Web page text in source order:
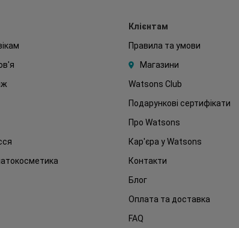
Клієнтам
Правила та умови
Магазини
Watsons Club
Подарункові сертифікати
Про Watsons
Кар'єра у Watsons
Контакти
Блог
Оплата та доставка
FAQ